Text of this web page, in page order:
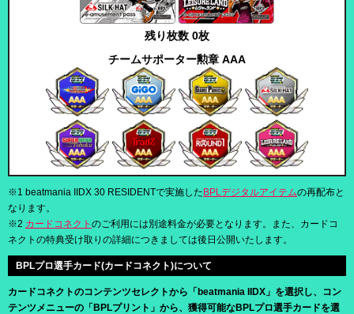
残り枚数 0枚
チームサポーター勲章 AAA
※1 beatmania IIDX 30 RESIDENTで実施したBPLデジタルアイテムの再配布と
なります。
※2 カードコネクト のご利用には別途料金が必要となります。また、カードコ
ネクトの特典受け取りの詳細につきましては後日公開いたします。
BPLプロ選手カード(カードコネクト)について
カードコネクトのコンテンツセレクトから「beatmania IIDX」を選択し、コン
テンツメニューの「BPLプリント」から、獲得可能なBPLプロ選手カードを選